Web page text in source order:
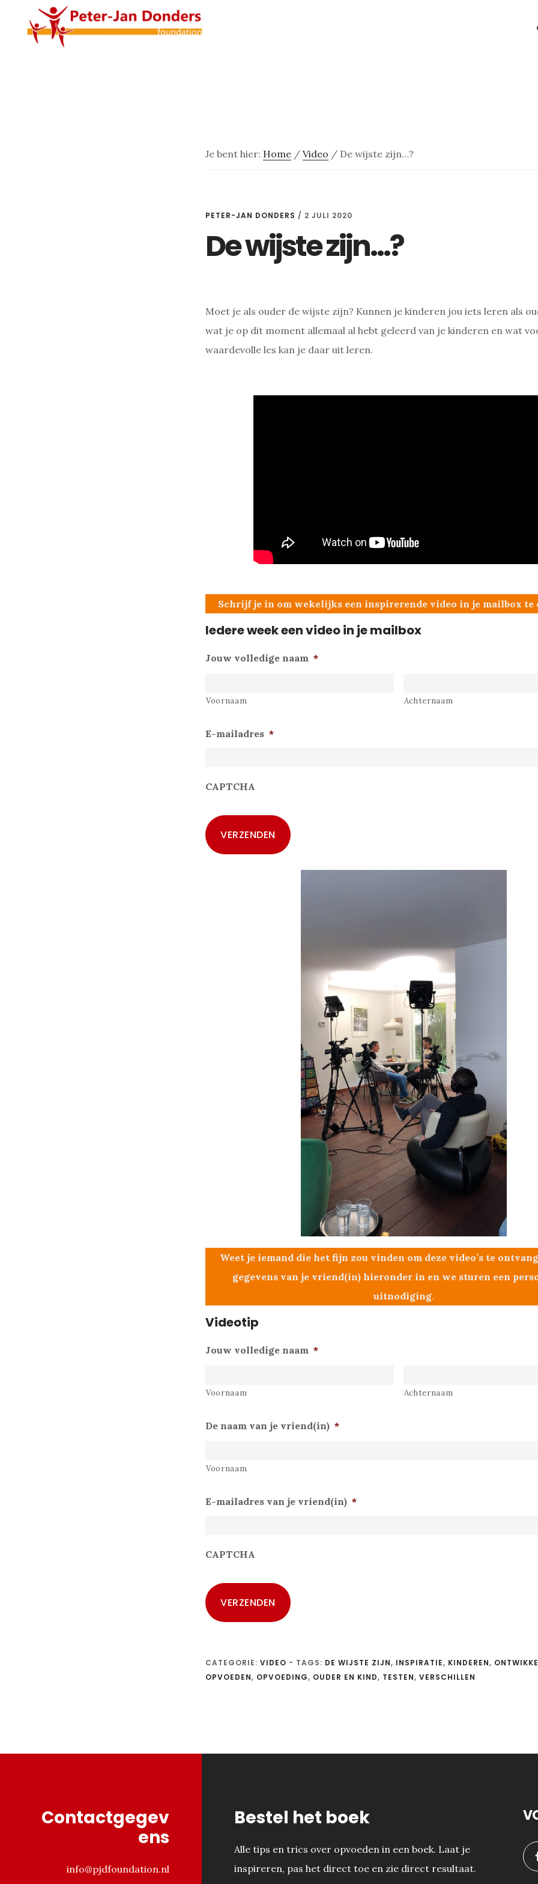
Je bent hier: Home / Video / De wijste zijn…?
PETER-JAN DONDERS / 2 JULI 2020
De wijste zijn…?
Moet je als ouder de wijste zijn? Kunnen je kinderen jou iets leren als
wat je op dit moment allemaal al hebt geleerd van je kinderen en wat
waardevolle les kan je daar uit leren.
Schrijf je in om wekelijks een inspirerende video in je mailbox te
Iedere week een video in je mailbox
Jouw volledige naam *
Voornaam Achternaam
E-mailadres *
CAPTCHA
Weet je iemand die het fijn zou vinden om deze video’s te
gegevens van je vriend(in) hieronder in en we sturen een
uitnodiging.
Videotip
Jouw volledige naam *
Voornaam Achternaam
De naam van je vriend(in) *
Voornaam
E-mailadres van je vriend(in) *
CAPTCHA
CATEGORIE: VIDEO - TAGS: DE WIJSTE ZIJN, INSPIRATIE, KINDEREN,
OPVOEDEN, OPVOEDING, OUDER EN KIND, TESTEN, VERSCHILLEN
Contactgegev
ens
info@pjdfoundation.nl
Bestel het boek
Alle tips en trics over opvoeden in een boek. Laat je
inspireren, pas het direct toe en zie direct resultaat.